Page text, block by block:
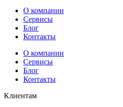
О компании
Сервисы
Блог
Контакты
О компании
Сервисы
Блог
Контакты
Клиентам